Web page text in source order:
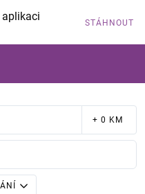
STÁHNOUT
+ 0 KM